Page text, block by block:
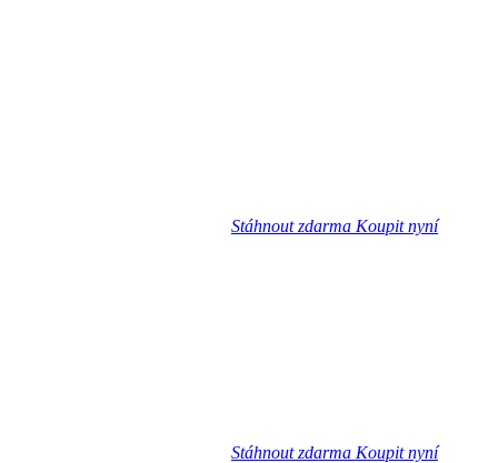
Stáhnout zdarma Koupit nyní
Stáhnout zdarma Koupit nyní